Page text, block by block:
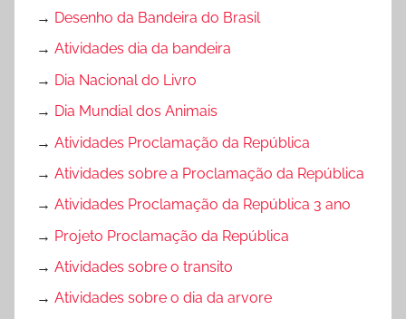
→ Desenho da Bandeira do Brasil
→ Atividades dia da bandeira
→ Dia Nacional do Livro
→ Dia Mundial dos Animais
→ Atividades Proclamação da República
→ Atividades sobre a Proclamação da República
→ Atividades Proclamação da República 3 ano
→ Projeto Proclamação da República
→ Atividades sobre o transito
→ Atividades sobre o dia da arvore